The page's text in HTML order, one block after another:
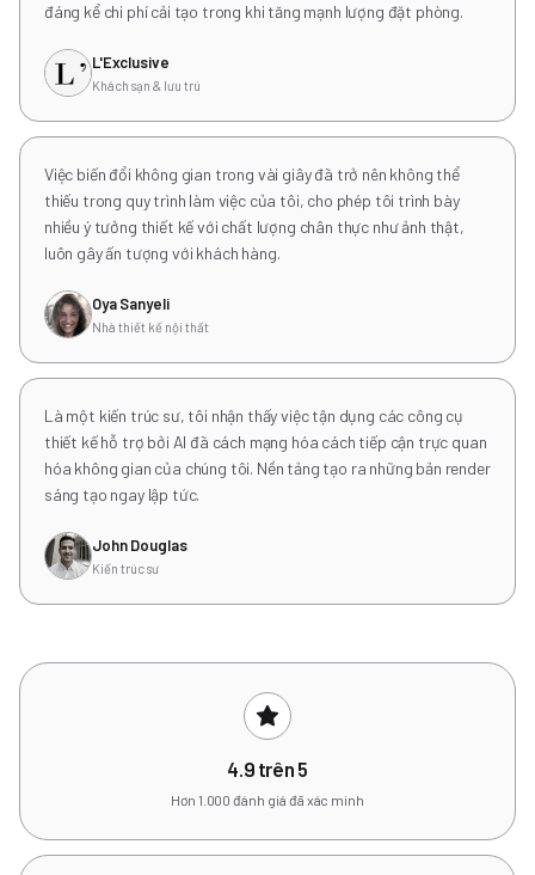
đáng kể chi phí cải tạo trong khi tăng mạnh lượng đặt phòng.
L'Exclusive
Khách sạn & lưu trú
Việc biến đổi không gian trong vài giây đã trở nên không thể
thiếu trong quy trình làm việc của tôi, cho phép tôi trình bày
nhiều ý tưởng thiết kế với chất lượng chân thực như ảnh thật,
luôn gây ấn tượng với khách hàng.
Oya Sanyeli
Nhà thiết kế nội thất
Là một kiến trúc sư, tôi nhận thấy việc tận dụng các công cụ
thiết kế hỗ trợ bởi AI đã cách mạng hóa cách tiếp cận trực quan
hóa không gian của chúng tôi. Nền tảng tạo ra những bản render
sáng tạo ngay lập tức.
John Douglas
Kiến trúc sư
4.9 trên 5
Hơn 1.000 đánh giá đã xác minh